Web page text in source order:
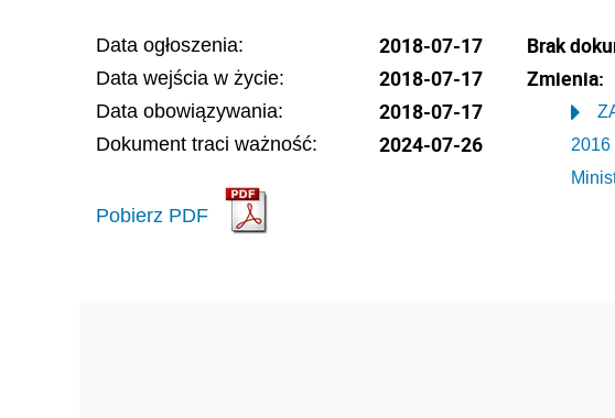
Data ogłoszenia: 2018-07-17
Data wejścia w życie: 2018-07-17
Data obowiązywania: 2018-07-17
Dokument traci ważność: 2024-07-26
Pobierz PDF
Brak
Zmienia:
2016